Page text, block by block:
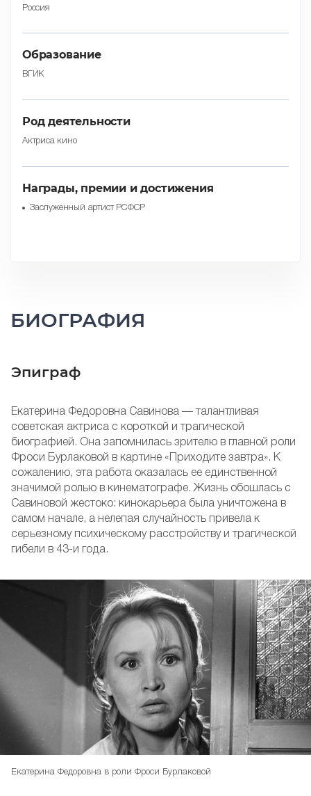
Россия
Образование
ВГИК
Род деятельности
Актриса кино
Награды, премии и достижения
Заслуженный артист РСФСР
БИОГРАФИЯ
Эпиграф
Екатерина Федоровна Савинова — талантливая
советская актриса с короткой и трагической
биографией. Она запомнилась зрителю в главной роли
Фроси Бурлаковой в картине «Приходите завтра». К
сожалению, эта работа оказалась ее единственной
значимой ролью в кинематографе. Жизнь обошлась с
Савиновой жестоко: кинокарьера была уничтожена в
самом начале, а нелепая случайность привела к
серьезному психическому расстройству и трагической
гибели в 43-и года.
Екатерина Федоровна в роли Фроси Бурлаковой